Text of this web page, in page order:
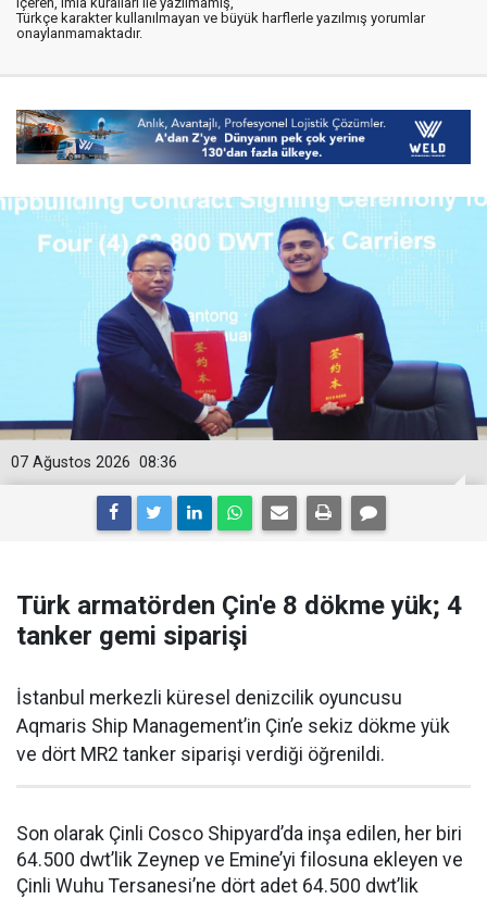
Türkçe karakter kullanılmayan ve büyük harflerle yazılmış yorumlar
onaylanmamaktadır.
08:36
07 Ağustos 2026
Türk armatörden Çin'e 8 dökme yük; 4
tanker gemi siparişi
İstanbul merkezli küresel denizcilik oyuncusu
Aqmaris Ship Management’in Çin’e sekiz dökme yük
ve dört MR2 tanker siparişi verdiği öğrenildi.
Son olarak Çinli Cosco Shipyard’da inşa edilen, her biri
64.500 dwt’lik Zeynep ve Emine’yi filosuna ekleyen ve
Çinli Wuhu Tersanesi’ne dört adet 64.500 dwt’lik